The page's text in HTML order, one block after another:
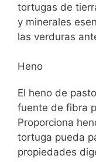
tortugas de
y minerales
las verduras
Heno
El heno de
fuente de fibra
Proporciona
tortuga pueda
propiedades